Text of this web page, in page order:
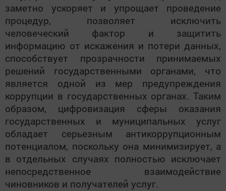
заметно ускоряет и упрощает проведение
процедур, позволяет исключить
человеческий фактор и защитить
информацию от искажения и потери данных,
способствует прозрачности принимаемых
решений государственными органами, что
является одной из мер предупреждения
коррупции в государственных органах. Таким
образом, цифровизация сферы оказания
государственных и муниципальных услуг
обладает серьезным антикоррупционным
потенциалом, поскольку она минимизирует, а
в отдельных случаях полностью исключает
непосредственное взаимодействие
чиновников и получателей услуг.